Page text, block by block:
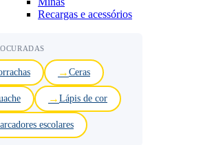
Recargas e acessórios
Ceras
Lápis de cor
escolares